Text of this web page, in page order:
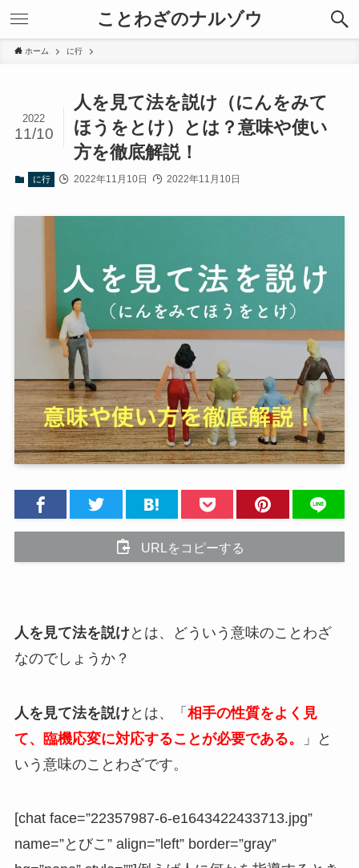
ことわざのナルゾウ
ホーム に行
人を見て法を説け（にんをみて
ほうをとけ）とは？意味や使い
方を徹底解説！
2022
11/10
に行 2022年11月10日 2022年11月10日
URLをコピーする
人を見て法を説けとは、どういう意味のことわざ
なのでしょうか？
人を見て法を説けとは、「 相手の性質をよく見
て、臨機応変に対応することが必要である。
」と
いう意味のことわざです。
[chat face=”22357987-6-e1643422433713.jpg”
name=”とびこ” align=”left” border=”gray”